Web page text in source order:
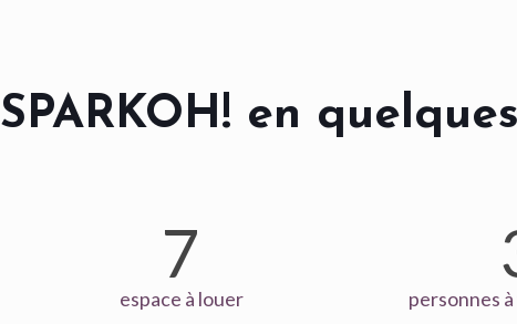
SPARKOH! en
7
espace à louer personnes